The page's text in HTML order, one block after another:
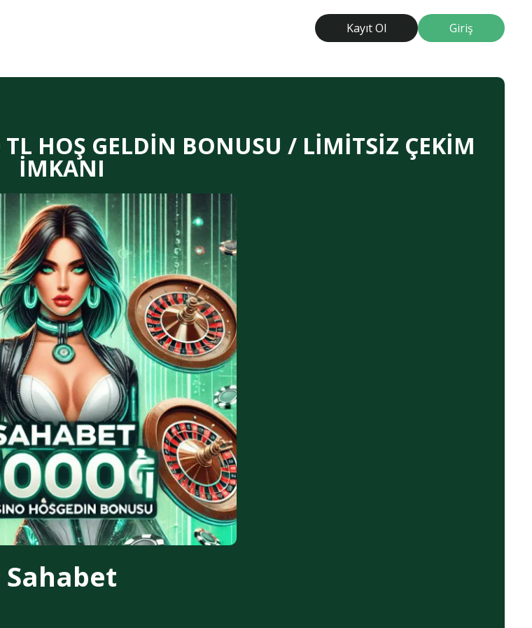
Kayıt Ol Giriş
HOŞ GELDİN BONUSU / LİMİTSİZ ÇEKİM
İMKANI
Sahabet